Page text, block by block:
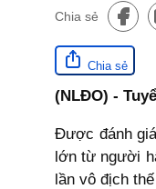
Chia sẻ
Chia sẻ
(NLĐO) -
Được đánh
lớn từ người
lần vô địch